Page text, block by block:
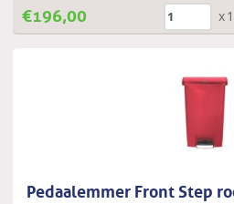
€196,00 x1
Pedaalemmer Front Step